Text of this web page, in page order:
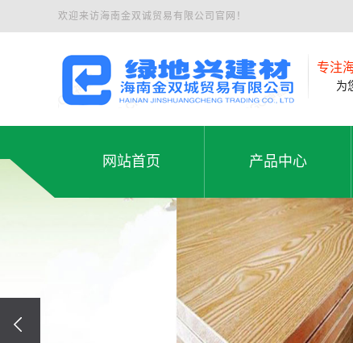
欢迎来访海南金双诚贸易有限公司官网！
专注
为您
网站首页 产品中心
产品中心
夹板
石膏板
铝塑板
免漆板
生态板